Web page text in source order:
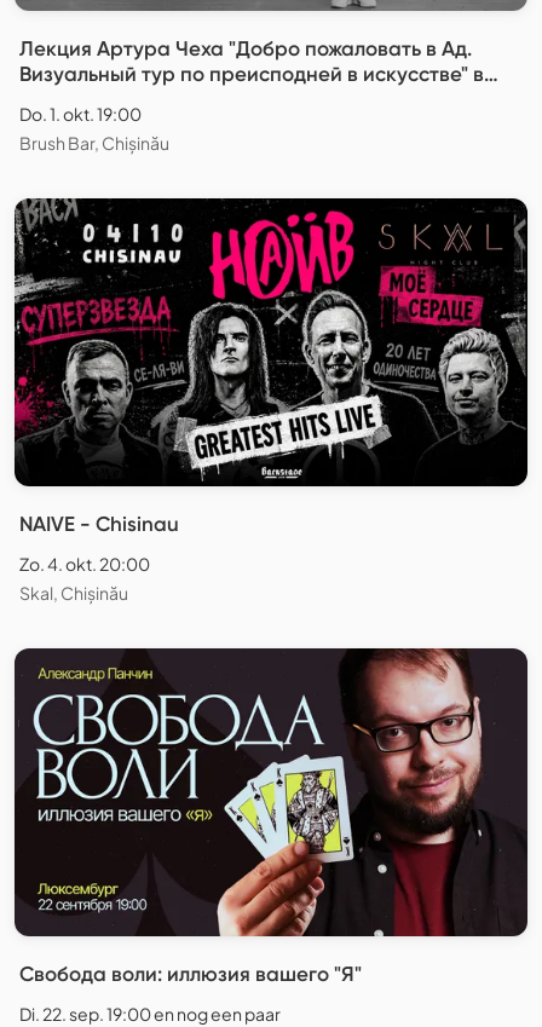
Лекция Артура Чеха "Добро пожаловать в Ад.
Визуальный тур по преисподней в искусстве" в
Do. 1. okt. 19:00
Brush Bar, Chișinău
NAIVE - Chisinau
Zo. 4. okt. 20:00
Skal, Chișinău
Свобода воли: иллюзия вашего "Я"
Di. 22. sep. 19:00 en nog een paar